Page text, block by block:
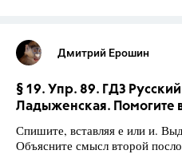
Дмитрий Ерошин
§ 19. Упр. 89. ГДЗ
Ладыженская. Помогите
Спишите, вставляя е или и.
Объясните смысл второй